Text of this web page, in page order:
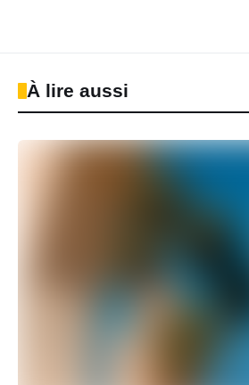
À lire aussi